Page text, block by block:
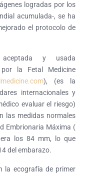
logradas por los
acumulada-, se ha
el protocolo de
y usada
la Fetal Medicine
), (es la
internacionales y
evaluar el riesgo)
las medidas normales
Embrionaria Máxima (
los 84 mm, lo que
del embarazo.
la ecografía de primer